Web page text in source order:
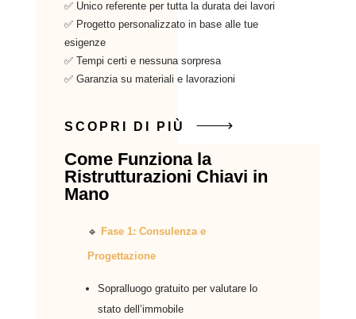
✅ Unico referente per tutta la durata dei lavori
✅ Progetto personalizzato in base alle tue
esigenze
✅ Tempi certi e nessuna sorpresa
✅ Garanzia su materiali e lavorazioni
SCOPRI DI PIÙ
Come Funziona la
Ristrutturazioni Chiavi in
Mano
🔹 Fase 1: Consulenza e
Progettazione
Sopralluogo gratuito per valutare lo
stato dell’immobile